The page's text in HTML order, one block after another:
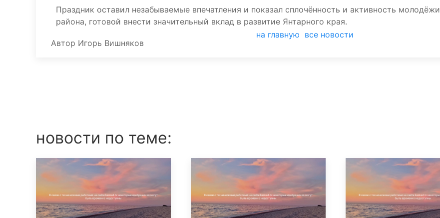
Праздник оставил незабываемые впечатления и показал сплочённость и активность молодёжи
района, готовой внести значительный вклад в развитие Янтарного края.
Автор Игорь Вишняков
на главную все новости
новости по теме: